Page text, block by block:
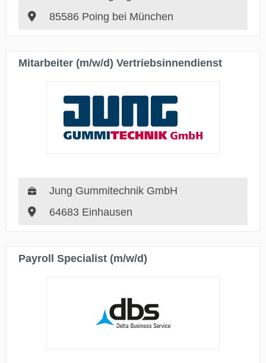
85586 Poing bei München
Mitarbeiter (m/w/d) Vertriebsinnendienst
Jung Gummitechnik GmbH
64683 Einhausen
Payroll Specialist (m/w/d)